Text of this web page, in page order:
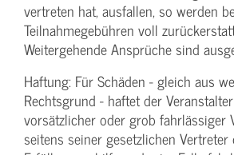
vertreten hat, ausfallen, so werden
Teilnahme­gebühren voll
Weitergehende Ansprüche sind
Haftung: Für Schäden - gleich aus
Rechtsgrund - haftet der
vorsätzlicher oder grob fahrlässiger
seitens seiner gesetzlichen Vertreter